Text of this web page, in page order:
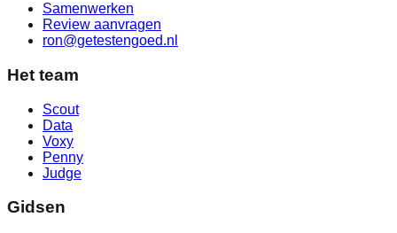
Samenwerken
Review aanvragen
ron@getestengoed.nl
Het team
Scout
Data
Voxy
Penny
Judge
Gidsen